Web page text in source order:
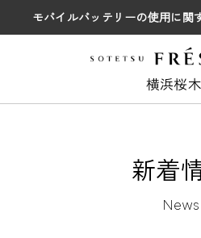
モバイルバッテリーの使用に関
横浜桜
新着
News